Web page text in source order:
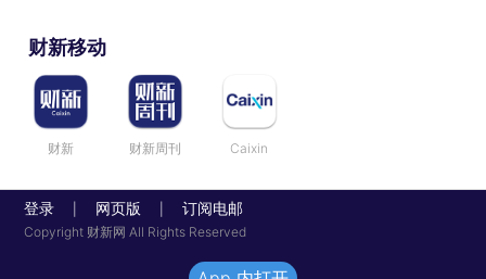
财新移动
财新 财新周刊 Caixin
登录 网页版 订阅电邮
Copyright 财新网 All Rights Reserved